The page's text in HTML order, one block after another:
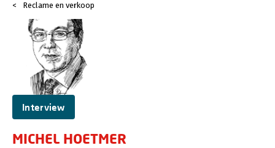
Reclame en verkoop
Interview
MICHEL HOETMER